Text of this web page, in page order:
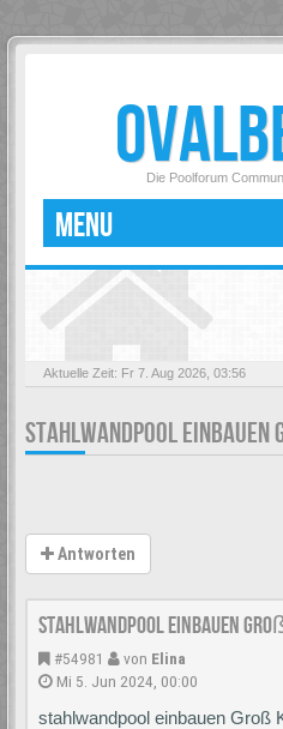
Die Poolforum
MENU
Aktuelle Zeit: Fr 7. Aug 2026, 03:56
STAHLWANDPOOL EINBAUEN
Antworten
stahlwandpool einbauen
#54981 von Elina
Mi 5. Jun 2024, 00:00
stahlwandpool einbauen Groß